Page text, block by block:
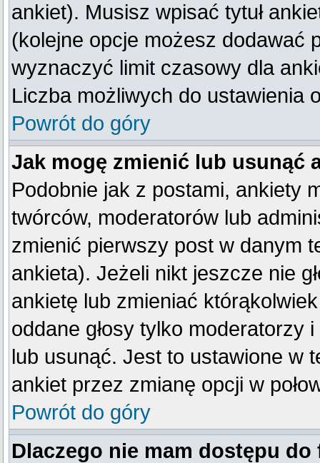
ankiet). Musisz wpisać tytuł
(kolejne opcje możesz dodawać
wyznaczyć limit czasowy dla
Liczba możliwych do ustawienia
Powrót do góry
Jak mogę zmienić lub usunąć
Podobnie jak z postami, ankiety
twórców, moderatorów lub
zmienić pierwszy post w danym
ankieta). Jeżeli nikt jeszcze nie
ankietę lub zmieniać
oddane głosy tylko moderatorzy
lub usunąć. Jest to ustawione w
ankiet przez zmianę opcji w
Powrót do góry
Dlaczego nie mam dostępu do